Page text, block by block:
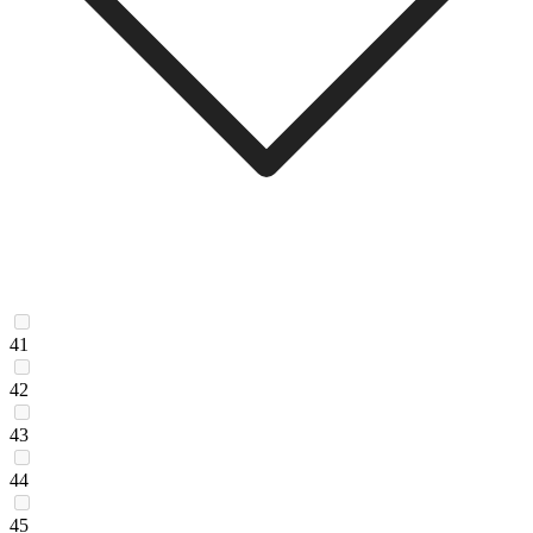
41
42
43
44
45